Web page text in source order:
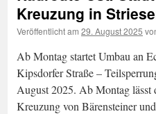
Kreuzung in
Veröffentlicht am 29. August 2025
Ab Montag startet Umbau an
Kipsdorfer Straße –
August 2025. Ab Montag lässt
Kreuzung von Bärensteiner